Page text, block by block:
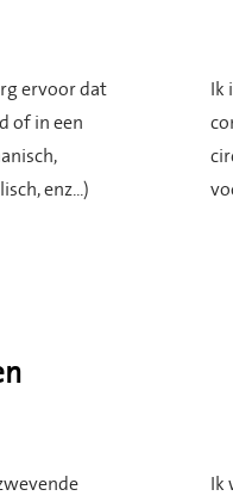
ervoor dat
of in een
enz...)
Ik
Ik